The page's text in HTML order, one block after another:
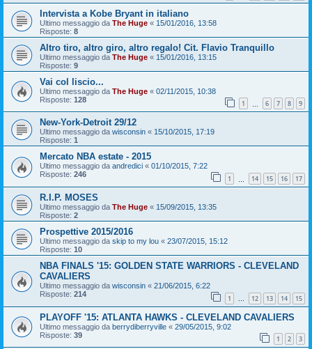
Intervista a Kobe Bryant in italiano
Ultimo messaggio da The Huge « 15/01/2016, 13:58
Risposte: 8
Altro tiro, altro giro, altro regalo! Cit. Flavio Tranquillo
Ultimo messaggio da The Huge « 15/01/2016, 13:15
Risposte: 9
Vai col liscio...
Ultimo messaggio da The Huge « 02/11/2015, 10:38
Risposte: 128 1 6 7 8 9
New-York-Detroit 29/12
Ultimo messaggio da wisconsin « 15/10/2015, 17:19
Risposte: 1
Mercato NBA estate - 2015
Ultimo messaggio da andredici « 01/10/2015, 7:22
Risposte: 246 1 14 15 16 17
R.I.P. MOSES
Ultimo messaggio da The Huge « 15/09/2015, 13:35
Risposte: 2
Prospettive 2015/2016
Ultimo messaggio da skip to my lou « 23/07/2015, 15:12
Risposte: 10
NBA FINALS '15: GOLDEN STATE WARRIORS - CLEVELAND
CAVALIERS
Ultimo messaggio da wisconsin « 21/06/2015, 6:22
Risposte: 214 1 … 12 13 14 15
PLAYOFF '15: ATLANTA HAWKS - CLEVELAND CAVALIERS
Ultimo messaggio da berrydiberryville « 29/05/2015, 9:02
Risposte: 39 1 2 3